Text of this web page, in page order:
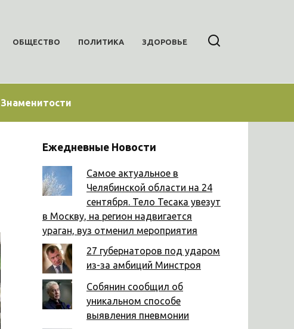
ОБЩЕСТВО ПОЛИТИКА ЗДОРОВЬЕ
Знаменитости
Ежедневные Новости
Самое актуальное в
Челябинской области на 24
сентября. Тело Тесака увезут
в Москву, на регион надвигается
ураган, вуз отменил мероприятия
27 губернаторов под ударом
из-за амбиций Минстроя
Собянин сообщил об
уникальном способе
выявления пневмонии